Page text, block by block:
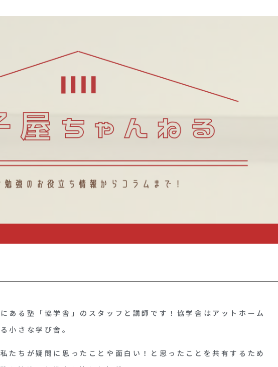
ある塾「協学舎」のスタッフと講師です！協学舎はアットホーム
小さな学び舎。
たちが疑問に思ったことや面白い！と思ったことを共有するため